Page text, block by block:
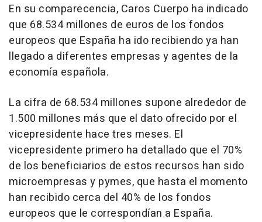
En su comparecencia, Caros Cuerpo ha indicado
que 68.534 millones de euros de los fondos
europeos que España ha ido recibiendo ya han
llegado a diferentes empresas y agentes de la
economía española.
La cifra de 68.534 millones supone alrededor de
1.500 millones más que el dato ofrecido por el
vicepresidente hace tres meses. El
vicepresidente primero ha detallado que el 70%
de los beneficiarios de estos recursos han sido
microempresas y pymes, que hasta el momento
han recibido cerca del 40% de los fondos
europeos que le correspondían a España.